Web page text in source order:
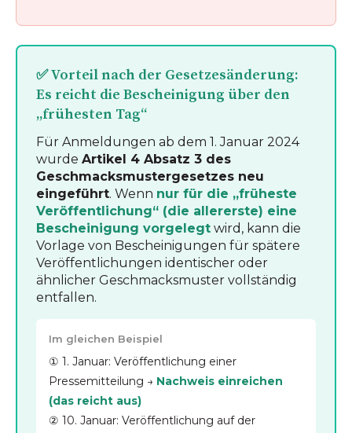
✅ Vorteil nach der Gesetzesänderung:
Es reicht die Bescheinigung über den
„frühesten Tag“
Für Anmeldungen ab dem 1. Januar 2024
wurde Artikel 4 Absatz 3 des
Geschmacksmustergesetzes neu
eingeführt. Wenn nur für die „früheste
Veröffentlichung“ (die allererste) eine
Bescheinigung vorgelegt wird, kann die
Vorlage von Bescheinigungen für spätere
Veröffentlichungen identischer oder
ähnlicher Geschmacksmuster vollständig
entfallen.
Im gleichen Beispiel
① 1. Januar: Veröffentlichung einer
Pressemitteilung → Nachweis einreichen
(das reicht aus)
② 10. Januar: Veröffentlichung auf der